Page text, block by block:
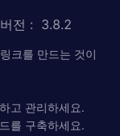
전 : 3.8.2
크를 만드는 것이
고 관리하세요.
를 구축하세요.